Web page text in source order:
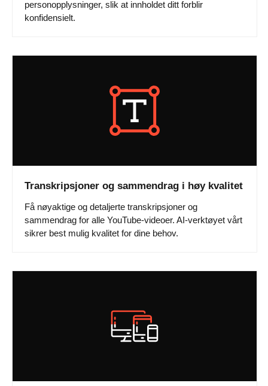
personopplysninger, slik at innholdet ditt forblir
konfidensielt.
Transkripsjoner og sammendrag i høy kvalitet
Få nøyaktige og detaljerte transkripsjoner og
sammendrag for alle YouTube-videoer. AI-verktøyet vårt
sikrer best mulig kvalitet for dine behov.